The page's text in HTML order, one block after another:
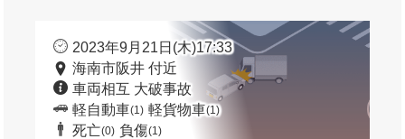
2023年9月21日(木)17:33
海南市阪井 付近
車両相互 大破事故
軽自動車(1) 軽貨物車(1)
死亡(0) 負傷(1)